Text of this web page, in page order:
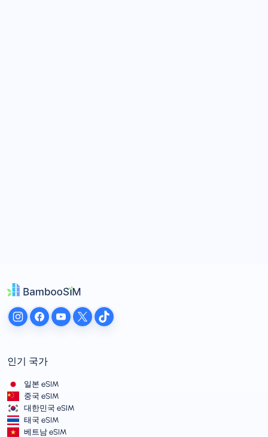
인기 국가
일본 eSIM
중국 eSIM
대한민국 eSIM
태국 eSIM
베트남 eSIM